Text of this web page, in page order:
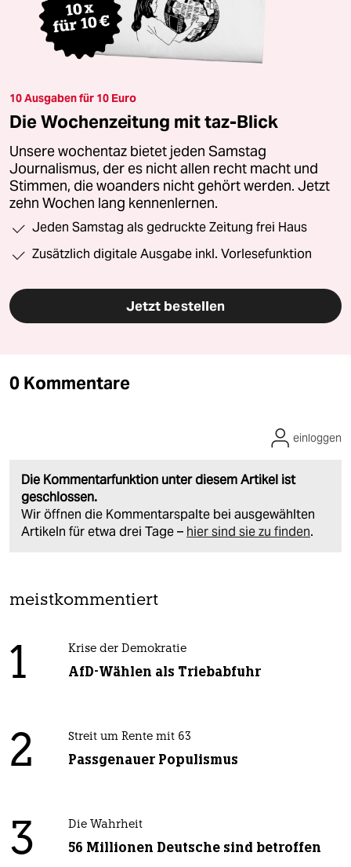
10 Ausgaben für 10 Euro
Die Wochenzeitung mit taz-Blick
Unsere wochentaz bietet jeden Samstag
Journalismus, der es nicht allen recht macht und
Stimmen, die woanders nicht gehört werden. Jetzt
zehn Wochen lang kennenlernen.
Jeden Samstag als gedruckte Zeitung frei Haus
Zusätzlich digitale Ausgabe inkl. Vorlesefunktion
Jetzt bestellen
0 Kommentare
Die Kommentarfunktion unter diesem Artikel ist
geschlossen.
Wir öffnen die Kommentarspalte bei ausgewählten
Artikeln für etwa drei Tage – hier sind sie zu finden.
einloggen
meistkommentiert
1 Krise der Demokratie
AfD-Wählen als Triebabfuhr
2 Streit um Rente mit 63
Passgenauer Populismus
3 Die Wahrheit
56 Millionen Deutsche sind betroffen